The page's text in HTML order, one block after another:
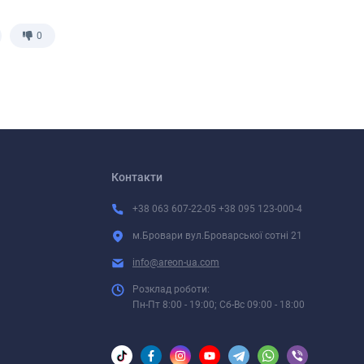
0
Контакти
+38 063 607-22-05 +38 095 123-000-4
м.Бровари вул.Броварської сотні 21
info@areon-ua.com
Розклад роботи:
Пн-Пт 8:00 - 19:00; Сб-Вс 09:00 - 18:00